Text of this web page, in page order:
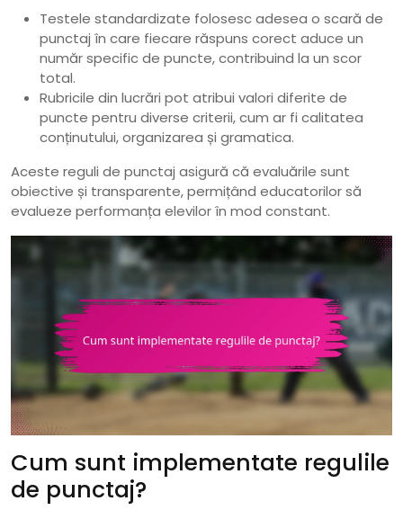
Testele standardizate folosesc adesea o scară de
punctaj în care fiecare răspuns corect aduce un
număr specific de puncte, contribuind la un scor
total.
Rubricile din lucrări pot atribui valori diferite de
puncte pentru diverse criterii, cum ar fi calitatea
conținutului, organizarea și gramatica.
Aceste reguli de punctaj asigură că evaluările sunt
obiective și transparente, permițând educatorilor să
evalueze performanța elevilor în mod constant.
Cum sunt implementate regulile
de punctaj?